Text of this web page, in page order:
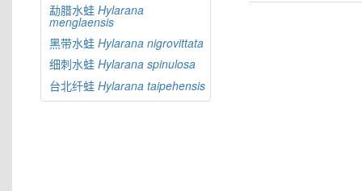
勐腊水蛙 Hylarana
menglaensis
黑带水蛙 Hylarana nigrovittata
细刺水蛙 Hylarana spinulosa
台北纤蛙 Hylarana taipehensis